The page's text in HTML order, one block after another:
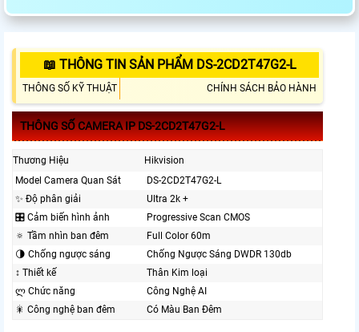
📖 THÔNG TIN SẢN PHẨM DS-2CD2T47G2-L
THÔNG SỐ KỸ THUẬT CHÍNH SÁCH BẢO HÀNH
THÔNG SỐ CAMERA IP DS-2CD2T47G2-L
Thương Hiệu
Hikvision
Model Camera Quan Sát
DS-2CD2T47G2-L
✨ Độ phân giải
Ultra 2k +
🎛 Cảm biến hình ảnh
Progressive Scan CMOS
🔅 Tầm nhìn ban đêm
Full Color 60m
🌗 Chống ngược sáng
Chống Ngược Sáng DWDR 130db
↕️ Thiết kế
Thân Kim loại
ლ Chức năng
Công Nghệ AI
🎇 Công nghệ ban đêm
Có Màu Ban Đêm